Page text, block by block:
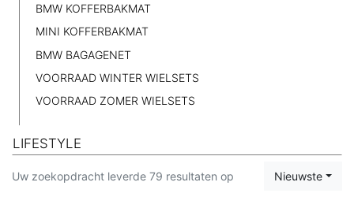
BMW KOFFERBAKMAT
MINI KOFFERBAKMAT
BMW BAGAGENET
VOORRAAD WINTER WIELSETS
VOORRAAD ZOMER WIELSETS
LIFESTYLE
Uw zoekopdracht leverde 79 resultaten op Nieuwste